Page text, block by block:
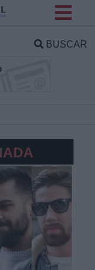
BUSCAR